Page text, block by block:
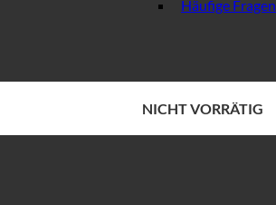
Häufige Fragen
NICHT VORRÄTIG
NICHT VORRÄTIG
NICHT VORRÄTIG
NICHT VORRÄTIG